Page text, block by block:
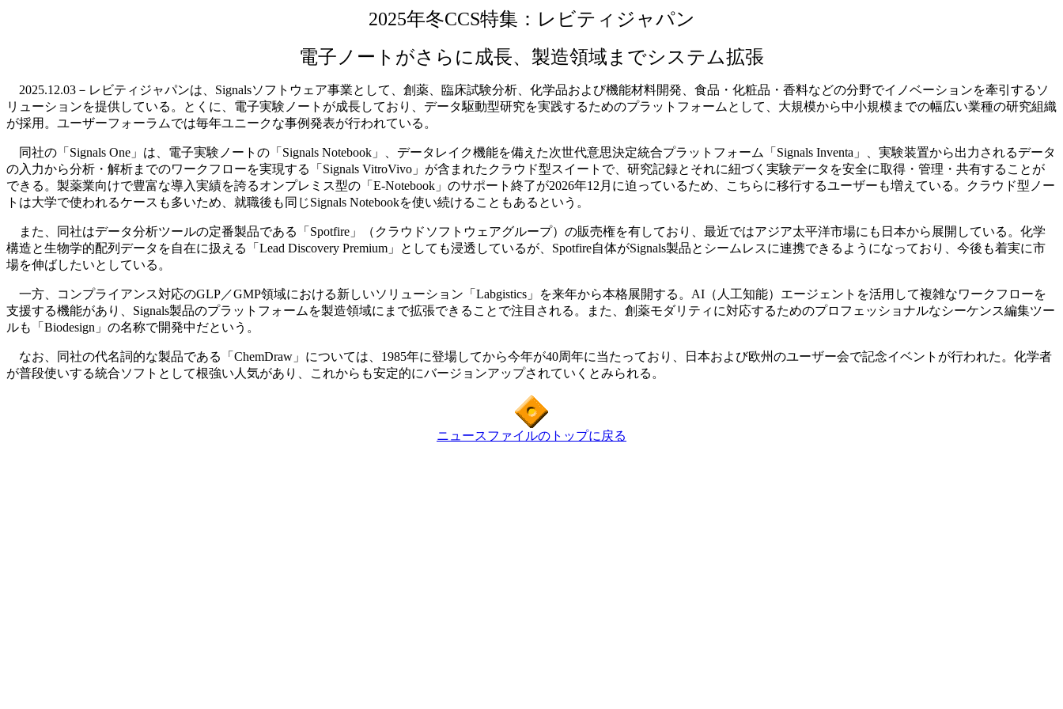
2025年冬CCS特集：レビティジャパン
電子ノートがさらに成長、製造領域までシステム拡張
2025.12.03－レビティジャパンは、Signalsソフトウェア事業として、創薬、臨床試験分析、化学品および機能材料開発、食品・化粧品・香料などの分野でイノベーションを牽引するソ
リューションを提供している。とくに、電子実験ノートが成長しており、データ駆動型研究を実践するためのプラットフォームとして、大規模から中小規模までの幅広い業種の研究組織
が採用。ユーザーフォーラムでは毎年ユニークな事例発表が行われている。
同社の「Signals One」は、電子実験ノートの「Signals Notebook」、データレイク機能を備えた次世代意思決定統合プラットフォーム「Signals Inventa」、実験装置から出力されるデータ
の入力から分析・解析までのワークフローを実現する「Signals VitroVivo」が含まれたクラウド型スイートで、研究記録とそれに紐づく実験データを安全に取得・管理・共有することが
できる。製薬業向けで豊富な導入実績を誇るオンプレミス型の「E-Notebook」のサポート終了が2026年12月に迫っているため、こちらに移行するユーザーも増えている。クラウド型ノー
トは大学で使われるケースも多いため、就職後も同じSignals Notebookを使い続けることもあるという。
また、同社はデータ分析ツールの定番製品である「Spotfire」（クラウドソフトウェアグループ）の販売権を有しており、最近ではアジア太平洋市場にも日本から展開している。化学
構造と生物学的配列データを自在に扱える「Lead Discovery Premium」としても浸透しているが、Spotfire自体がSignals製品とシームレスに連携できるようになっており、今後も着実に市
場を伸ばしたいとしている。
一方、コンプライアンス対応のGLP／GMP領域における新しいソリューション「Labgistics」を来年から本格展開する。AI（人工知能）エージェントを活用して複雑なワークフローを
支援する機能があり、Signals製品のプラットフォームを製造領域にまで拡張できることで注目される。また、創薬モダリティに対応するためのプロフェッショナルなシーケンス編集ツー
ルも「Biodesign」の名称で開発中だという。
なお、同社の代名詞的な製品である「ChemDraw」については、1985年に登場してから今年が40周年に当たっており、日本および欧州のユーザー会で記念イベントが行われた。化学者
が普段使いする統合ソフトとして根強い人気があり、これからも安定的にバージョンアップされていくとみられる。
ニュースファイルのトップに戻る